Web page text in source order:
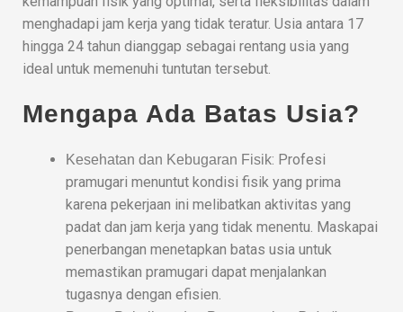
menghadapi jam kerja yang tidak teratur. Usia antara 17
hingga 24 tahun dianggap sebagai rentang usia yang
ideal untuk memenuhi tuntutan tersebut.
Mengapa Ada Batas Usia?
Kesehatan dan Kebugaran Fisik: Profesi
pramugari menuntut kondisi fisik yang prima
karena pekerjaan ini melibatkan aktivitas yang
padat dan jam kerja yang tidak menentu. Maskapai
penerbangan menetapkan batas usia untuk
memastikan pramugari dapat menjalankan
tugasnya dengan efisien.